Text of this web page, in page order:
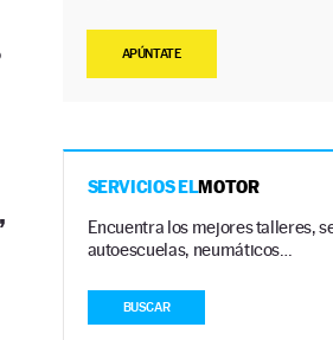
APÚNTATE
SERVICIOS ELMOTOR
Encuentra los mejores talleres,
autoescuelas, neumáticos…
BUSCAR